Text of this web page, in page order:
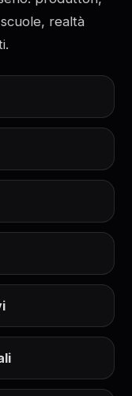
realtà